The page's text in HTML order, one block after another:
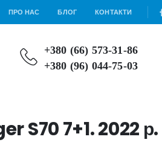
ПРО НАС БЛОГ КОНТАКТИ
+380 (66) 573-31-86
+380 (96) 044-75-03
S70 7+1. 2022 р.